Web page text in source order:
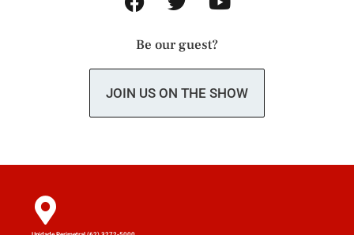
Be our guest?
JOIN US ON THE SHOW